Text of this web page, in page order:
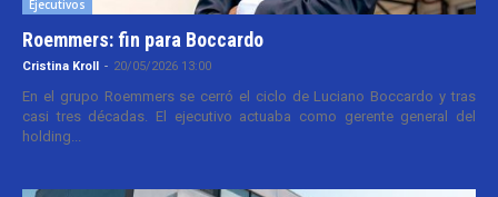
Ejecutivos
Roemmers: fin para Boccardo
Cristina Kroll - 20/05/2026 13:00
En el grupo Roemmers se cerró el ciclo de Luciano Boccardo y tras
casi tres décadas. El ejecutivo actuaba como gerente general del
holding...